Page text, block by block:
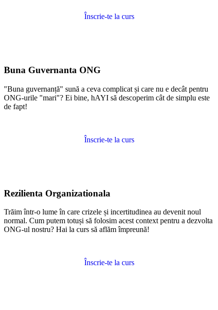
Înscrie-te la curs
Buna Guvernanta ONG
"Buna guvernanță" sună a ceva complicat și care nu e decât pentru
ONG-urile "mari"? Ei bine, hAYI să descoperim cât de simplu este
de fapt!
Înscrie-te la curs
Rezilienta Organizationala
Trăim într-o lume în care crizele și incertitudinea au devenit noul
normal. Cum putem totuși să folosim acest context pentru a dezvolta
ONG-ul nostru? Hai la curs să aflăm împreună!
Înscrie-te la curs